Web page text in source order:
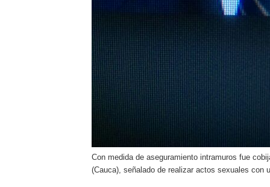
Con medida de aseguramiento intramuros fue
(Cauca), señalado de realizar actos sexuales con